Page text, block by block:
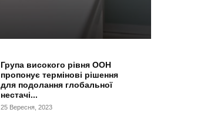
Група високого рівня ООН
пропонує термінові рішення
для подолання глобальної
нестачі...
25 Вересня, 2023